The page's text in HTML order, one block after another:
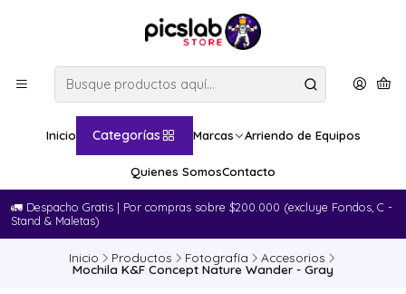
Inicio Categorías Marcas Arriendo de Equipos
Quienes SomosContacto
🚛​ Despacho Gratis | Por compras sobre $200.000 (excluye Fondos, C -
Stand & Maletas)
Inicio Productos Fotografía Accesorios
Mochila K&F Concept Nature Wander - Gray